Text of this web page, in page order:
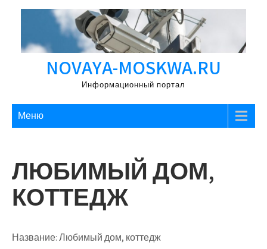
Перейти
содержимому
NOVAYA-MOSKWA.RU
Информационный портал
Меню
ЛЮБИМЫЙ ДОМ,
КОТТЕДЖ
Название:Любимый дом, коттедж